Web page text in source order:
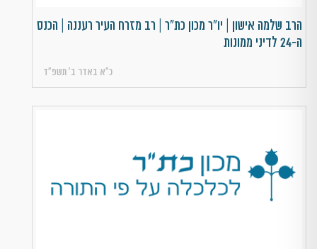
הרב שלמה אישון | יו"ר מכון כת"ר | רב מזרח העיר רעננה | הכנס
ה-24 לדיני ממונות
כ״א באדר ב׳ תשפ״ד